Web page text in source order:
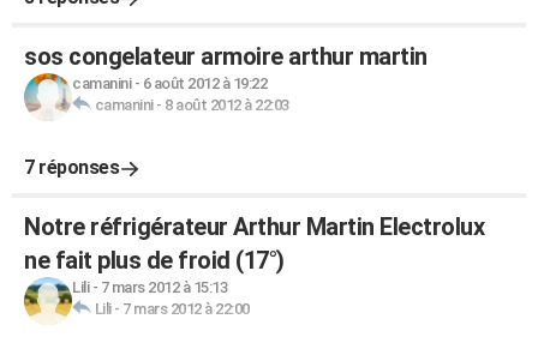
sos congelateur armoire arthur martin
camanini- 6 août 2012 à 19:22
camanini- 8 août 2012 à 22:03
7 réponses
Notre réfrigérateur Arthur Martin Electrolux
ne fait plus de froid (17°)
Lili- 7 mars 2012 à 15:13
Lili- 7 mars 2012 à 22:00